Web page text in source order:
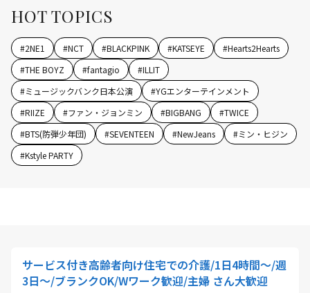
HOT TOPICS
#2NE1 #NCT #BLACKPINK #KATSEYE #Hearts2Hearts
#THE BOYZ #fantagio #ILLIT
#ミュージックバンク日本公演 #YGエンターテインメント
#RIIZE #ファン・ジョンミン #BIGBANG #TWICE
#BTS(防弾少年団) #SEVENTEEN #NewJeans #ミン・ヒジン
#Kstyle PARTY
サービス付き高齢者向け住宅での介護/1日4時間～/週
3日～/ブランクOK/Wワーク歓迎/主婦 さん大歓迎